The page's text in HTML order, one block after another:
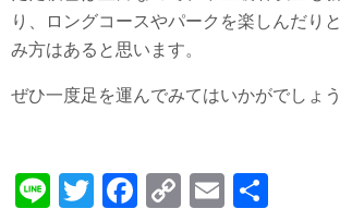
り、ロングコースやパークを楽しんだり
み方はあると思います。
ぜひ一度足を運んでみてはいかがでしょ
Li
T
F
C
E